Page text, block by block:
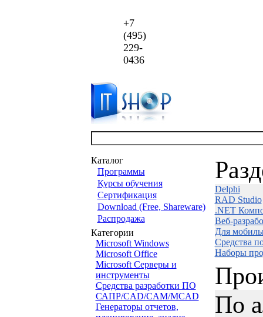
+7
(495)
229-
0436
Каталог
Программы
Курсы обучения
Сертификация
Download (Free, Shareware)
Распродажа
Категории
Microsoft Windows
Microsoft Office
Microsoft Серверы и
инструменты
Средства разработки ПО
САПР/CAD/CAM/MCAD
Генераторы отчетов,
Delphi
RAD Studio
.NET
Веб-
Для
Средства
Наборы
По